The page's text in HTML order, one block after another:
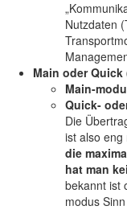
Nutzdaten
Main oder
Main-
Quick-
Die
ist also
die
hat man
bekannt ist
modus